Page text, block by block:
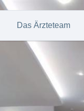
Das Ärzteteam